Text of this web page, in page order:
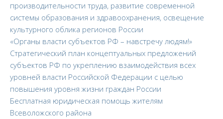
Образование
Образовательные стандарты
Руководство
Финансово-хозяйственная деятельность
Материально-техническое обеспечение и
оснащенность образовательного процесса.
Доступная среда
Стипендии и меры поддержки обучающихся
производительности труда, развитие современной
системы образования и здравоохранения, освещение
культурного облика регионов России
«Органы власти субъектов РФ – навстречу людям!»
Стратегический план концептуальных предложений
субъектов РФ по укреплению взаимодействия всех
уровней власти Российской Федерации с целью
повышения уровня жизни граждан России
Бесплатная юридическая помощь жителям
Всеволожского района